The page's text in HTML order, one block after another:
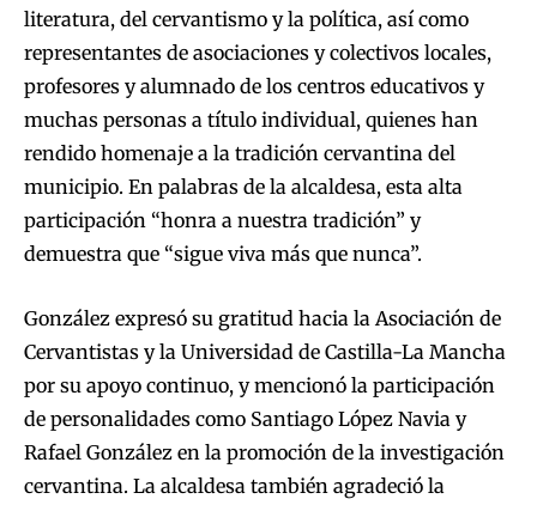
literatura, del cervantismo y la política, así como
representantes de asociaciones y colectivos locales,
profesores y alumnado de los centros educativos y
muchas personas a título individual, quienes han
rendido homenaje a la tradición cervantina del
municipio. En palabras de la alcaldesa, esta alta
participación “honra a nuestra tradición” y
demuestra que “sigue viva más que nunca”.
González expresó su gratitud hacia la Asociación de
Cervantistas y la Universidad de Castilla-La Mancha
por su apoyo continuo, y mencionó la participación
de personalidades como Santiago López Navia y
Rafael González en la promoción de la investigación
cervantina. La alcaldesa también agradeció la